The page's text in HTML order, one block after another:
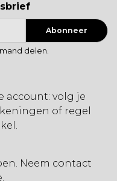
Abonneer
delen.
account: volg je
of regel
Neem contact